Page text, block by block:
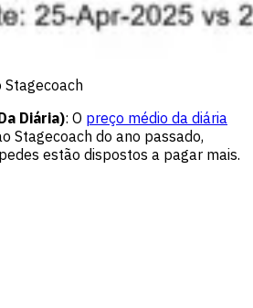
Stagecoach
Diária): O preço médio da diária
Stagecoach do ano passado,
estão dispostos a pagar mais.